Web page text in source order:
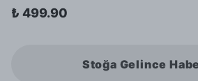
₺ 499.90
Stoğa Gelince